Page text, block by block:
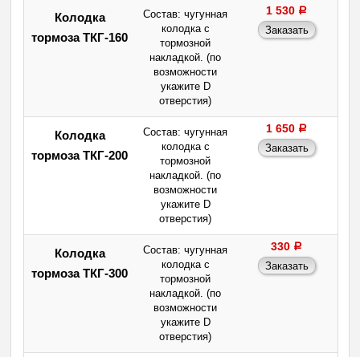
Колодка
тормоза ТКГ-160
Состав: чугунная
колодка с
тормозной
накладкой. (по
возможности
укажите D
отверстия)
1 530 a
Колодка
тормоза ТКГ-200
Состав: чугунная
колодка с
тормозной
накладкой. (по
возможности
укажите D
отверстия)
1 650 a
Колодка
тормоза ТКГ-300
Состав: чугунная
колодка с
тормозной
накладкой. (по
возможности
укажите D
отверстия)
330 a